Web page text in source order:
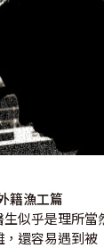
籍漁工篇
似乎是理所當
還容易遇到被